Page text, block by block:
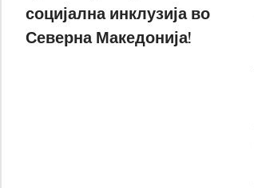
социјална инклузија во
Северна Македонија!